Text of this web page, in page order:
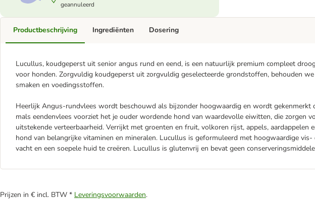
geannuleerd
Productbeschrijving
Lucullus, koudgeperst uit senior angus rund en eend, is een natuurlijk premium compleet
voor honden. Zorgvuldig koudgeperst uit zorgvuldig geselecteerde grondstoffen, behouden
smaken en voedingsstoffen.
Heerlijk Angus-rundvlees wordt beschouwd als bijzonder hoogwaardig en wordt gekenmerkt
mals eendenvlees voorziet het je ouder wordende hond van waardevolle eiwitten, die zorgen
uitstekende verteerbaarheid. Verrijkt met groenten en fruit, volkoren rijst, appels, aardappelen
hond van belangrijke vitaminen en mineralen. Lucullus is geformuleerd met hoogwaardige vis-
vacht en een soepele huid te creëren. Lucullus is glutenvrij en bevat geen
Ingrediënten Dosering
Prijzen in € incl. BTW * Leveringsvoorwaarden.